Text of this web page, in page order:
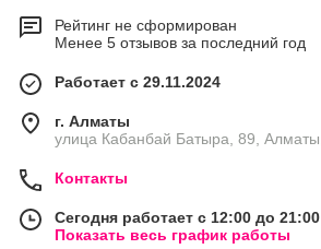
Рейтинг не сформирован
Менее 5 отзывов за последний год
Работает с 29.11.2024
г. Алматы
улица Кабанбай Батыра, 89,
Контакты
Сегодня работает с 12:00 до 21:00
Показать весь график работы